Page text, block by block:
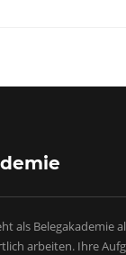
als Belegakademie
arbeiten. Ihre